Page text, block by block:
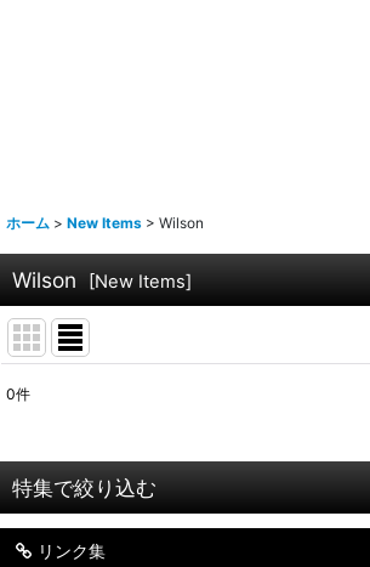
ホーム > New Items > Wilson
Wilson [New Items]
並び順 :
0件
特集で絞り込む
YONEXリンク集